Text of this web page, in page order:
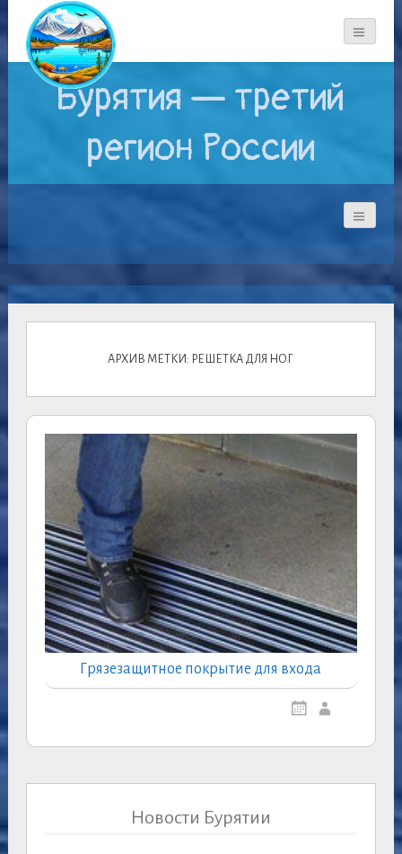
Бурятия — третий
регион России
АРХИВ МЕТКИ: РЕШЕТКА ДЛЯ НОГ
Грязезащитное покрытие для входа
Новости Бурятии